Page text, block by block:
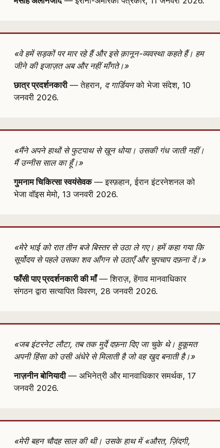
«वे हमें सड़कों पर मार रहे हैं और इसे क़ानून-व्यवस्था कहते हैं। हम
जीने की इजाज़त अब और नहीं माँगते।»
छात्र प्रदर्शनकारी— तेहरान, द गार्डियनको भेजा संदेश, 10
जनवरी 2026.
«मैंने अपने हाथों से फुटपाथ से ख़ून धोया। उसकी गंध जाती नहीं।
मैं उन्नीस साल का हूँ।»
गुमनाम चिकित्सा स्वयंसेवक— इस्फ़हान, ईरान इंटरनेशनल को
भेजा वॉइस मेमो, 13 जनवरी 2026.
«मेरे भाई को रात तीन बजे बिस्तर से उठा ले गए। हमें कहा गया कि
सूर्योदय से पहले उसका शव आँगन से उठाएँ और चुपचाप दफ़ना दें।»
फाँसी पाए प्रदर्शनकारी की माँ— शिराज़, हेंगाव मानवाधिकार
संगठन द्वारा सत्यापित विवरण, 28 जनवरी 2026.
«जब इंटरनेट लौटा, तब तक मुर्दे दफ़ना दिए जा चुके थे। हुकूमत
अपनी हिंसा को उसी अंधेरे से मिलाती है जो वह खुद बनाती है।»
नाज़नीन बोनियादी— अभिनेत्री और मानवाधिकार समर्थक, 17
जनवरी 2026.
«मेरी बहन चौदह साल की थी। उसके हाथ में «औरत, ज़िंदगी,